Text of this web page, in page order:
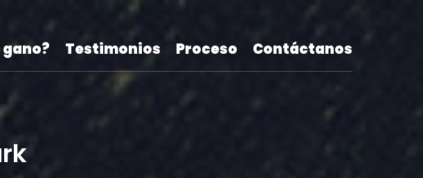
Testimonios Proceso Contáctanos